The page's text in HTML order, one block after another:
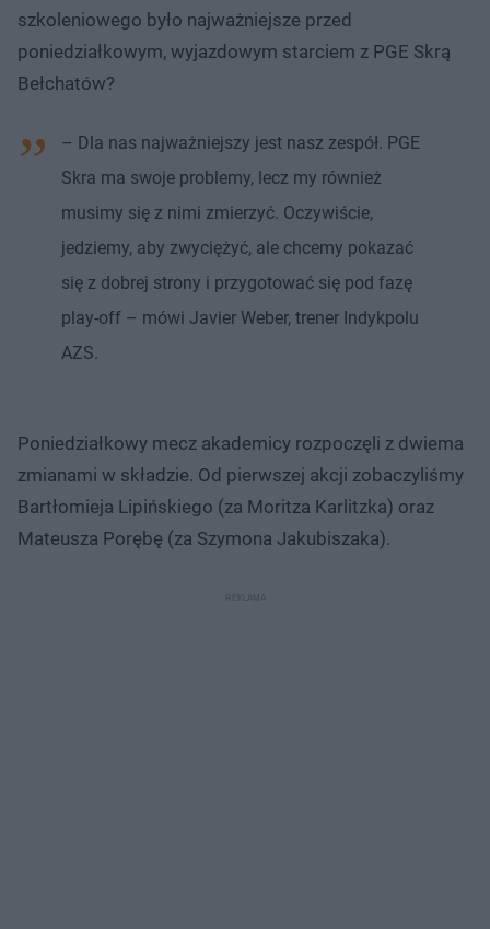
szkoleniowego było najważniejsze przed
poniedziałkowym, wyjazdowym starciem z PGE Skrą
Bełchatów?
– Dla nas najważniejszy jest nasz zespół. PGE
Skra ma swoje problemy, lecz my również
musimy się z nimi zmierzyć. Oczywiście,
jedziemy, aby zwyciężyć, ale chcemy pokazać
się z dobrej strony i przygotować się pod fazę
play-off – mówi Javier Weber, trener Indykpolu
AZS.
Poniedziałkowy mecz akademicy rozpoczęli z dwiema
zmianami w składzie. Od pierwszej akcji zobaczyliśmy
Bartłomieja Lipińskiego (za Moritza Karlitzka) oraz
Mateusza Porębę (za Szymona Jakubiszaka).